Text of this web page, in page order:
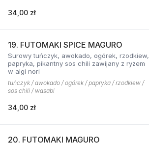
34,00 zł
19. FUTOMAKI SPICE MAGURO
Surowy tuńczyk, awokado, ogórek, rzodkiew,
papryka, pikantny sos chili zawijany z ryżem
w algi nori
tuńczyk / awokado / ogórek / papryka / rzodkiew /
sos chili / wasabi
34,00 zł
20. FUTOMAKI MAGURO